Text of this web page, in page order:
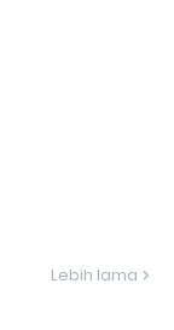
Lebih lama